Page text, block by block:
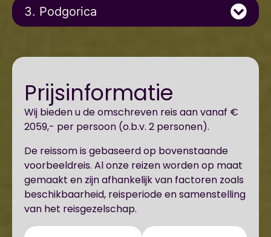
3. Podgorica
Prijsinformatie
Wij bieden u de omschreven reis aan vanaf €
2059,- per persoon (o.b.v. 2 personen).
De reissom is gebaseerd op bovenstaande
voorbeeldreis. Al onze reizen worden op maat
gemaakt en zijn afhankelijk van factoren zoals
beschikbaarheid, reisperiode en samenstelling
van het reisgezelschap.